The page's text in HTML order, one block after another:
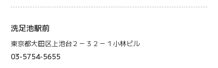
洗足池駅前
東京都大田区上池台２－３２－１小林ビル
03-5754-5655